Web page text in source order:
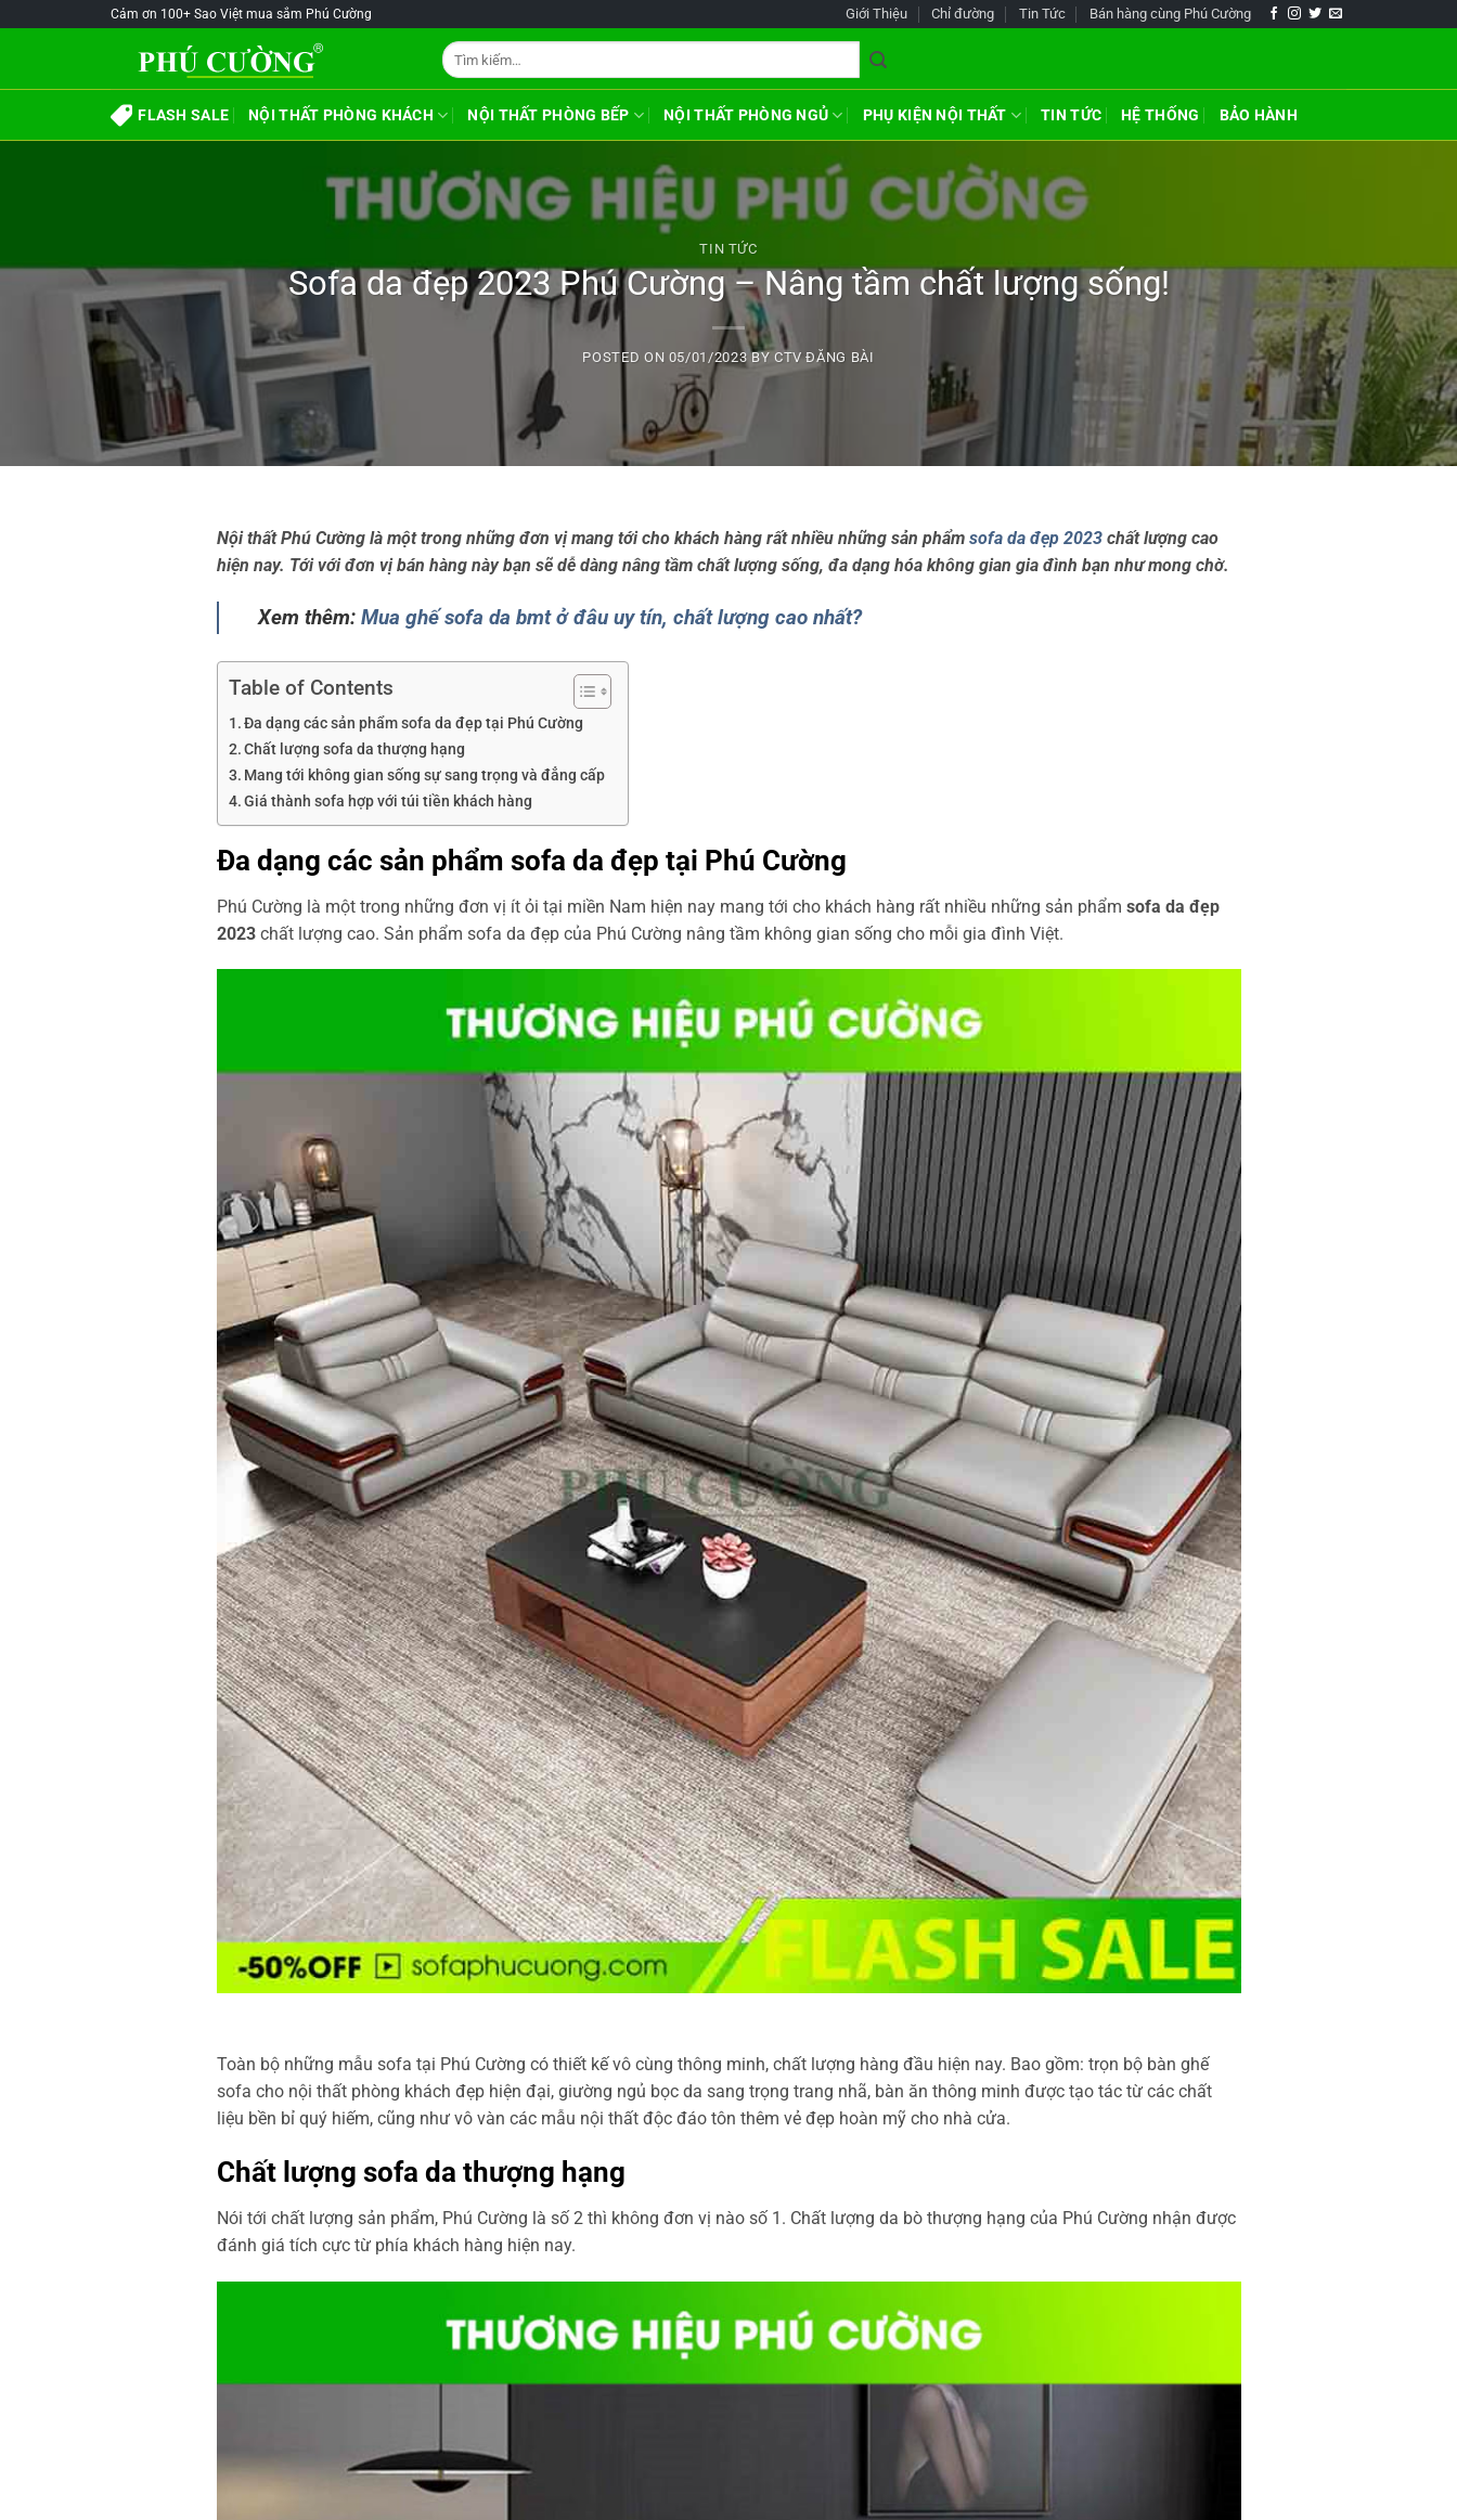
Cảm ơn 100+ Sao Việt mua sắm Phú Cường Giới Thiệu Chỉ đường Tin Tức Bán hàng cùng Phú Cường
Tìm
kiếm:
FLASH SALE NỘI THẤT PHÒNG KHÁCH NỘI THẤT PHÒNG BẾP NỘI THẤT PHÒNG NGỦ PHỤ KIỆN NỘI THẤT TIN TỨC HỆ THỐNG BẢO HÀNH
TIN TỨC
Sofa da đẹp 2023 Phú Cường – Nâng tầm chất lượng sống!
POSTED ON 05/01/2023 BY CTV ĐĂNG BÀI
Nội thất Phú Cường là một trong những đơn vị mang tới cho khách hàng rất nhiều những sản phẩm sofa da đẹp 2023chất lượng cao
hiện nay. Tới với đơn vị bán hàng này bạn sẽ dễ dàng nâng tầm chất lượng sống, đa dạng hóa không gian gia đình bạn như mong chờ.
Xem thêm: Mua ghế sofa da bmt ở đâu uy tín, chất lượng cao nhất?
Table of Contents
Đa dạng các sản phẩm sofa da đẹp tại Phú Cường
Chất lượng sofa da thượng hạng
Mang tới không gian sống sự sang trọng và đẳng cấp
Giá thành sofa hợp với túi tiền khách hàng
Đa dạng các sản phẩm sofa da đẹp tại Phú Cường
Phú Cường là một trong những đơn vị ít ỏi tại miền Nam hiện nay mang tới cho khách hàng rất nhiều những sản phẩm sofa da đẹp
2023chất lượng cao. Sản phẩm sofa da đẹp của Phú Cường nâng tầm không gian sống cho mỗi gia đình Việt.
Toàn bộ những mẫu sofa tại Phú Cường có thiết kế vô cùng thông minh, chất lượng hàng đầu hiện nay. Bao gồm: trọn bộ bàn ghế
sofa cho nội thất phòng khách đẹp hiện đại, giường ngủ bọc da sang trọng trang nhã, bàn ăn thông minh được tạo tác từ các chất
liệu bền bỉ quý hiếm, cũng như vô vàn các mẫu nội thất độc đáo tôn thêm vẻ đẹp hoàn mỹ cho nhà cửa.
Chất lượng sofa da thượng hạng
Nói tới chất lượng sản phẩm, Phú Cường là số 2 thì không đơn vị nào số 1. Chất lượng da bò thượng hạng của Phú Cường nhận được
đánh giá tích cực từ phía khách hàng hiện nay.